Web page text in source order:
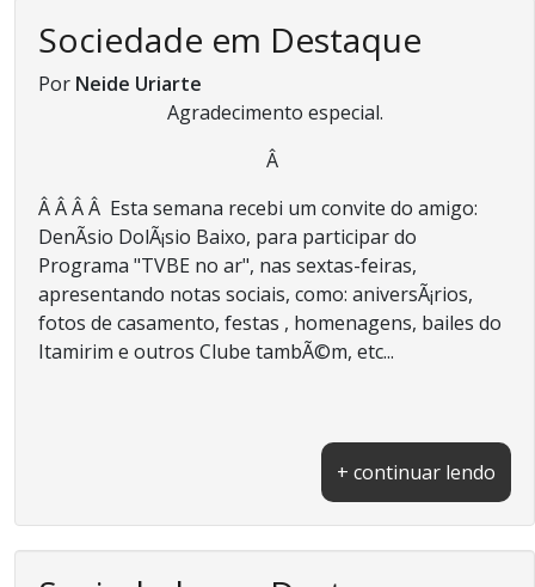
Sociedade em Destaque
Por Neide Uriarte
Agradecimento especial.
Â
Â Â Â Â Esta semana recebi um convite do amigo:
DenÃ­sio DolÃ¡sio Baixo, para participar do
Programa "TVBE no ar", nas sextas-feiras,
apresentando notas sociais, como: aniversÃ¡rios,
fotos de casamento, festas , homenagens, bailes do
Itamirim e outros Clube tambÃ©m, etc...
+ continuar lendo